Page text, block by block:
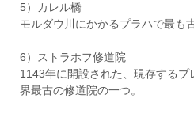
5）カレル橋
モルダウ川にかかるプラハで最も
6）ストラホフ修道院
1143年に開設された、現存する
界最古の修道院の一つ。